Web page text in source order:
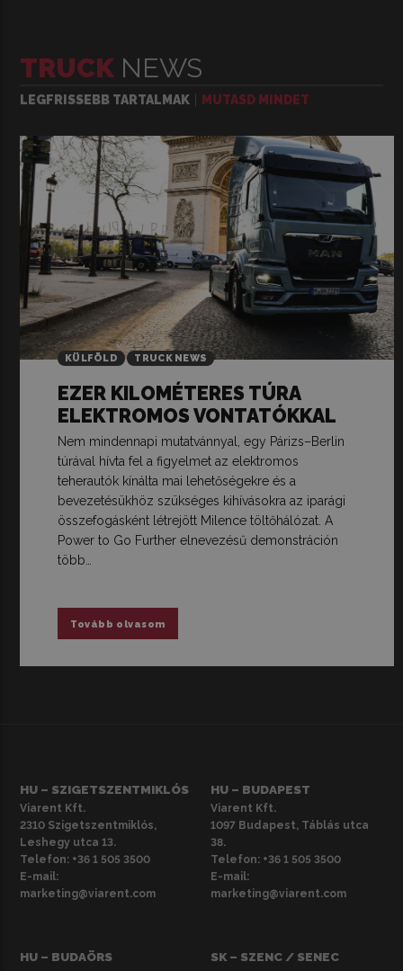
TRUCK NEWS
LEGFRISSEBB TARTALMAK MUTASD MINDET
KÜLFÖLD TRUCK NEWS
EZER KILOMÉTERES TÚRA
ELEKTROMOS VONTATÓKKAL
Nem mindennapi mutatvánnyal, egy Párizs–Berlin
túrával hívta fel a figyelmet az elektromos
teherautók kínálta mai lehetőségekre és a
bevezetésükhöz szükséges kihívásokra az iparági
összefogásként létrejött Milence töltőhálózat. A
Power to Go Further elnevezésű demonstráción
több…
Tovább olvasom
HU – SZIGETSZENTMIKLÓS
Viarent Kft.
2310 Szigetszentmiklós,
Leshegy utca 13.
Telefon: +36 1 505 3500
E-mail:
marketing@viarent.com
HU – BUDAPEST
Viarent Kft.
1097 Budapest, Táblás utca
38.
Telefon: +36 1 505 3500
E-mail:
marketing@viarent.com
HU – BUDAÖRS SK – SZENC / SENEC